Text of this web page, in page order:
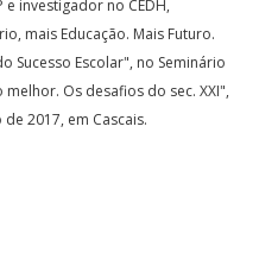
e investigador no CEDH,
mais Educação. Mais Futuro.
Sucesso Escolar", no Seminário
Os desafios do sec. XXI",
2017, em Cascais.